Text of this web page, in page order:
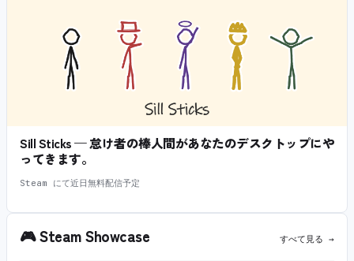
Sill Sticks — 怠け者の棒人間があなたのデスクトップにや
ってきます。
Steam にて近日無料配信予定
🎮Steam Showcase すべて見る →